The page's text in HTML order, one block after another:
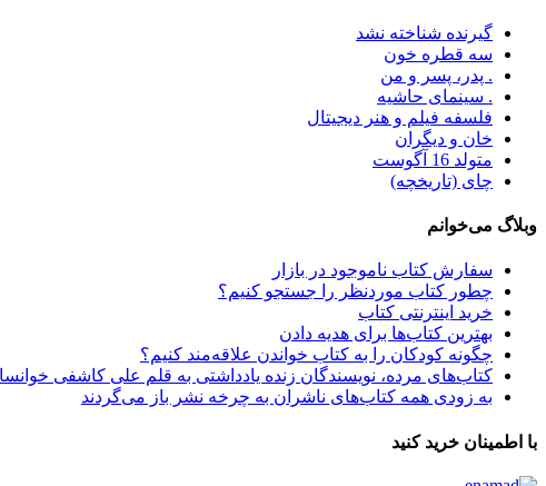
گیرنده شناخته نشد
سه قطره خون
. پدر، پسر و من
. سینمای حاشیه
فلسفه فیلم و هنر دیجیتال
خان و دیگران
متولد 16 آگوست
چای (تاریخچه)
وبلاگ می‌خوانم
سفارش کتاب ناموجود در بازار
چطور کتاب موردنظر را جستجو کنیم؟
خرید اینترنتی کتاب
بهترین کتاب‌ها برای هدیه دادن
چگونه کودکان را به کتاب خواندن علاقه‌مند کنیم؟
کتاب‌های مرده، نویسندگان زنده یادداشتی به قلم علی کاشفی
به زودی همه کتاب‌های ناشران به چرخه نشر باز می‌گردند
با اطمینان خرید کنید